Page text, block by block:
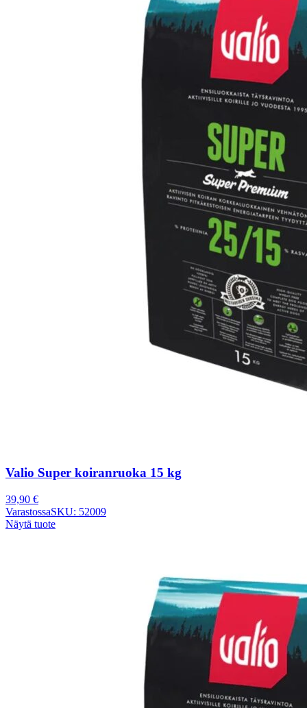
Valio Super koiranruoka 15 kg
39,90 €
VarastossaSKU: 52009
Näytä tuote